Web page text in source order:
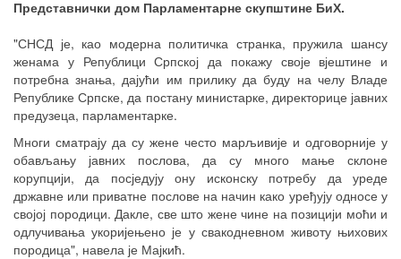
Представнички дом Парламентарне скупштине БиХ.
"СНСД је, као модерна политичка странка, пружила шансу
женама у Републици Српској да покажу своје вјештине и
потребна знања, дајући им прилику да буду на челу Владе
Републике Српске, да постану министарке, директорице јавних
предузеца, парламентарке.
Многи сматрају да су жене често марљивије и одговорније у
обављању јавних послова, да су много мање склоне
корупцији, да посједују ону исконску потребу да уреде
државне или приватне послове на начин како уређују односе у
својој породици. Дакле, све што жене чине на позицији моћи и
одлучивања укоријењено је у свакодневном животу њихових
породица", навела је Мајкић.